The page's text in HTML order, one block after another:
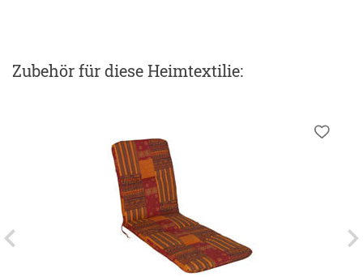
Zubehörfür diese Heimtextilie: